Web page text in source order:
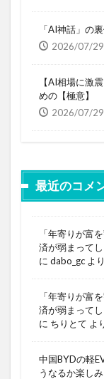
「AI神話」の
2026/07/29
【AI相場に激
めの【極意】
2026/07/29
最近のコメ
「年寄りが富
済が弱まって
に dabo_gc より
「年寄りが富
済が弱まって
に ちりとて よ
中国BYDの軽
うなるか楽しみ